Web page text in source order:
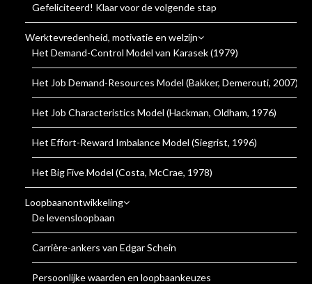
Gefeliciteerd! Klaar voor de volgende stap
Werktevredenheid, motivatie en welzijn
Het Demand-Control Model van Karasek (1979)
Het Job Demand-Resources Model (Bakker, Demerouti, 2007)
Het Job Characteristics Model (Hackman, Oldham, 1976)
Het Effort-Reward Imbalance Model (Siegrist, 1996)
Het Big Five Model (Costa, McCrae, 1978)
Loopbaanontwikkeling
De levensloopbaan
Carrière-ankers van Edgar Schein
Persoonlijke waarden en loopbaankeuzes